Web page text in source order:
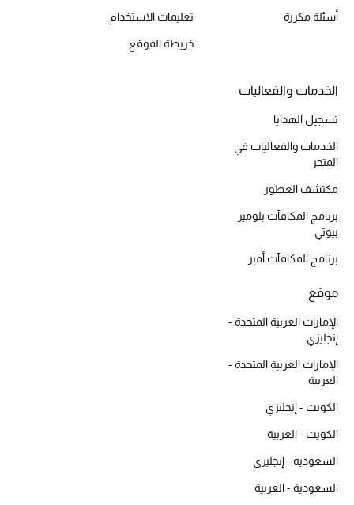
خصومات
الموسم الجديد
ركن أناقة المنتجعات
حصريًا عبر الإنترنت
جميع الملابس الرجالية
الأحذية الرجالية
حقائب رجالية
أسئلة مكررة تعليمات الاستخدام
خريطة الموقع
الخدمات والفعاليات
تسجيل الهدايا
الخدمات والفعاليات في
المتجر
مكتشف العطور
برنامج المكافآت بلوميز
بيوتي
برنامج المكافآت أمبر
موقع
الإمارات العربية المتحدة -
إنجليزي
الإمارات العربية المتحدة -
العربية
الكويت - إنجليزي
الكويت - العربية
السعودية - إنجليزي
السعودية - العربية